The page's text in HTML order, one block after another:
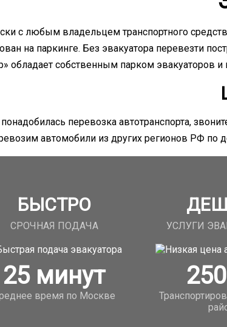
с любым владельцем транспортного
на паркинге. Без эвакуатора перевезти
обладает собственным парком
перевозка автотранспорта,
автомобили из других регионов РФ по
БЫСТРО
СРОЧНАЯ ПОДАЧА
25минут
время по Москве
УСЛУГИ